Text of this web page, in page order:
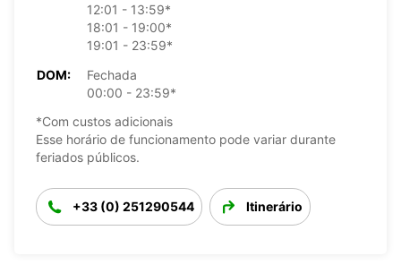
12:01 - 13:59*
18:01 - 19:00*
19:01 - 23:59*
DOM:
Fechada
00:00 - 23:59*
*Com custos adicionais
Esse horário de funcionamento pode variar durante
feriados públicos.
+33 (0) 251290544 Itinerário